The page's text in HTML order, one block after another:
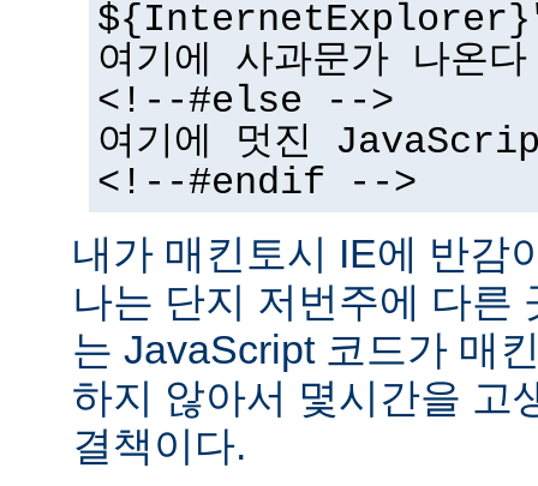
여기에 사과문가 나온다
<!--#else -->
여기에 멋진
<!--#endif -->
내가 매킨토시 IE에 반감
나는 단지 저번주에 다른
는 JavaScript 코드가 매
하지 않아서 몇시간을 고
결책이다.